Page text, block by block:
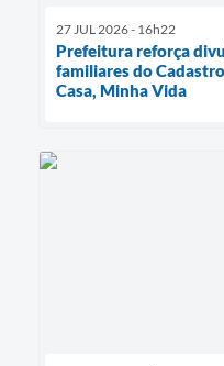
27 JUL 2026 - 16h22
Prefeitura reforça
familiares do
Casa, Minha Vida